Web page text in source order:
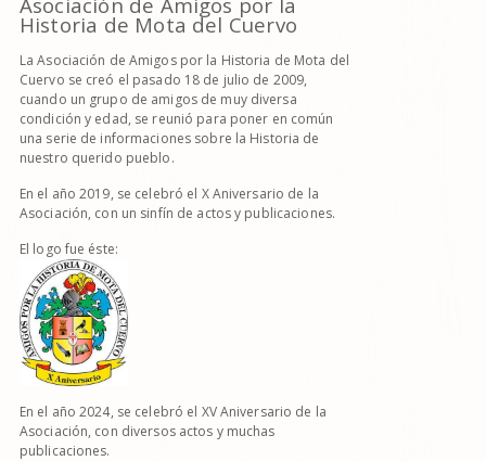
Historia de Mota del Cuervo
La Asociación de Amigos por la Historia de Mota del
Cuervo se creó el pasado 18 de julio de 2009,
cuando un grupo de amigos de muy diversa
condición y edad, se reunió para poner en común
una serie de informaciones sobre la Historia de
nuestro querido pueblo.
En el año 2019, se celebró el X Aniversario de la
Asociación, con un sinfín de actos y publicaciones.
El logo fue éste:
En el año 2024, se celebró el XV Aniversario de la
Asociación, con diversos actos y muchas
publicaciones.